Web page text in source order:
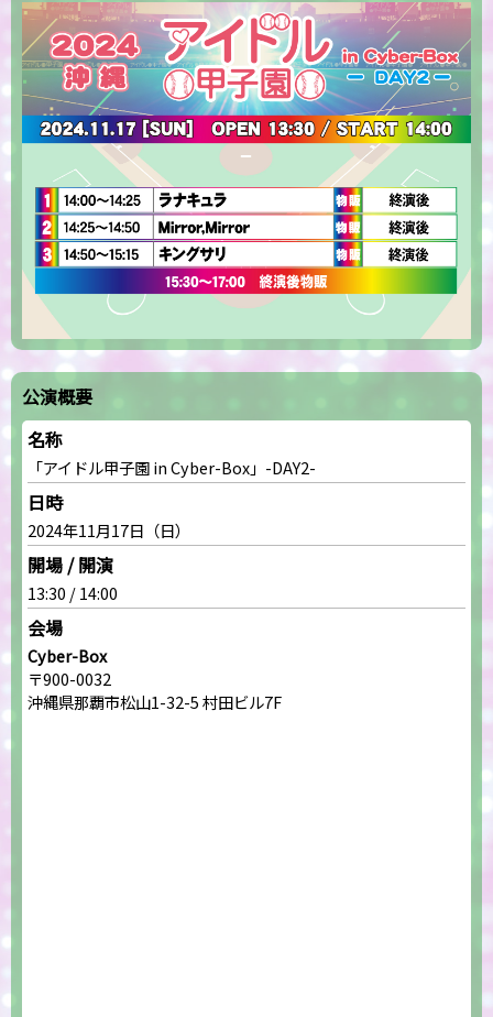
公演概要
名称
「アイドル甲子園 in Cyber-Box」-DAY2-
日時
2024年11月17日（日）
開場 / 開演
13:30 / 14:00
会場
Cyber-Box
〒900-0032
沖縄県那覇市松山1-32-5 村田ビル7F